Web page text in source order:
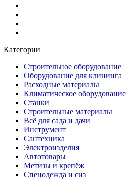
Категории
Строительное оборудование
Оборудование для клининга
Расходные материалы
Климатическое оборудование
Станки
Строительные материалы
Всё для сада и дачи
Инструмент
Сантехника
Электроизделия
Автотовары
Метизы и крепёж
Спецодежда и сиз